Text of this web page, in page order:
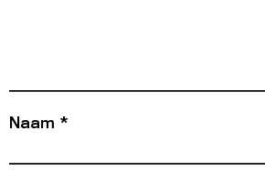
Naam *